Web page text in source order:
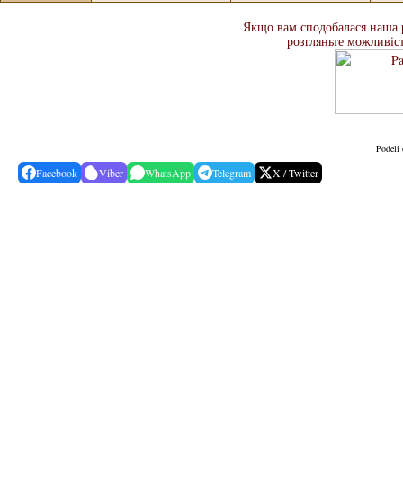
Якщо вам сподобалася наша
розгляньте
Podeli
Facebook Viber WhatsApp Telegram X / Twitter